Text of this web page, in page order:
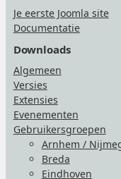
Je eerste Joomla site
Documentatie
Downloads
Algemeen
Versies
Extensies
Evenementen
Gebruikersgroepen
Arnhem /
Breda
Eindhoven